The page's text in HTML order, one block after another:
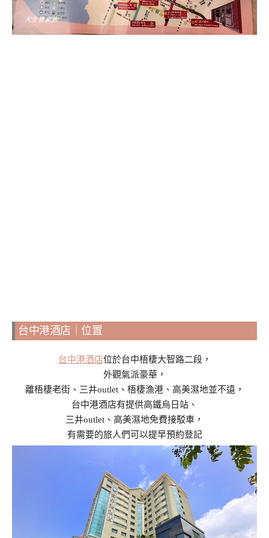
台中港酒店｜位置
台中港酒店位於台中梧棲大智路二段，
外觀氣派豪華，
離梧棲老街、三井outlet、梧棲漁港、高美濕地並不遠，
台中港酒店有提供高鐵烏日站、
三井outlet、高美濕地免費接駁車，
有需要的旅人們可以提早預約登記